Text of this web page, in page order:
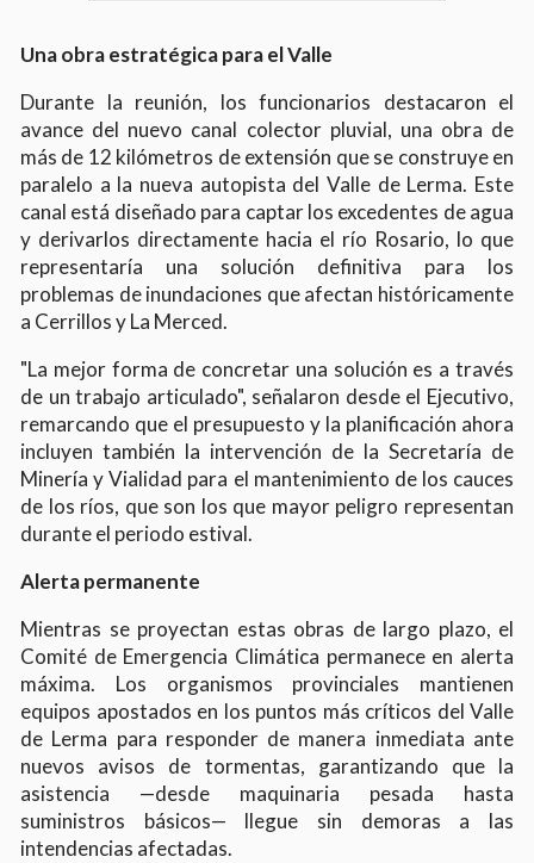
Una obra estratégica para el Valle
Durante la reunión, los funcionarios destacaron el
avance del nuevo canal colector pluvial, una obra de
más de 12 kilómetros de extensión que se construye en
paralelo a la nueva autopista del Valle de Lerma. Este
canal está diseñado para captar los excedentes de agua
y derivarlos directamente hacia el río Rosario, lo que
representaría una solución definitiva para los
problemas de inundaciones que afectan históricamente
a Cerrillos y La Merced.
"La mejor forma de concretar una solución es a través
de un trabajo articulado", señalaron desde el Ejecutivo,
remarcando que el presupuesto y la planificación ahora
incluyen también la intervención de la Secretaría de
Minería y Vialidad para el mantenimiento de los cauces
de los ríos, que son los que mayor peligro representan
durante el periodo estival.
Alerta permanente
Mientras se proyectan estas obras de largo plazo, el
Comité de Emergencia Climática permanece en alerta
máxima. Los organismos provinciales mantienen
equipos apostados en los puntos más críticos del Valle
de Lerma para responder de manera inmediata ante
nuevos avisos de tormentas, garantizando que la
asistencia —desde maquinaria pesada hasta
suministros básicos— llegue sin demoras a las
intendencias afectadas.